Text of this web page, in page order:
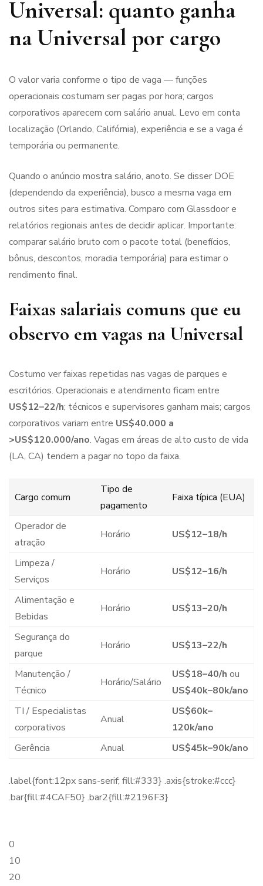
Universal: quanto ganha
na Universal por cargo
O valor varia conforme o tipo de vaga — funções
operacionais costumam ser pagas por hora; cargos
corporativos aparecem com salário anual. Levo em conta
localização (Orlando, Califórnia), experiência e se a vaga é
temporária ou permanente.
Quando o anúncio mostra salário, anoto. Se disser DOE
(dependendo da experiência), busco a mesma vaga em
outros sites para estimativa. Comparo com Glassdoor e
relatórios regionais antes de decidir aplicar. Importante:
comparar salário bruto com o pacote total (benefícios,
bônus, descontos, moradia temporária) para estimar o
rendimento final.
Faixas salariais comuns que eu
observo em vagas na Universal
Costumo ver faixas repetidas nas vagas de parques e
escritórios. Operacionais e atendimento ficam entre
US$12–22/h; técnicos e supervisores ganham mais; cargos
corporativos variam entre US$40.000 a
>US$120.000/ano. Vagas em áreas de alto custo de vida
(LA, CA) tendem a pagar no topo da faixa.
Cargo comum
Tipo de
pagamento
Faixa típica (EUA)
Operador de
atração
Horário US$12–18/h
Limpeza /
Serviços
Horário US$12–16/h
Alimentação e
Bebidas
Horário US$13–20/h
Segurança do
parque
Horário US$13–22/h
Manutenção /
Técnico
Horário/Salário
US$18–40/h ou
US$40k–80k/ano
TI / Especialistas
corporativos
Anual
US$60k–
120k/ano
Gerência
Anual US$45k–90k/ano
.label{font:12px sans-serif; fill:#333} .axis{stroke:#ccc}
.bar{fill:#4CAF50} .bar2{fill:#2196F3}
0
10
20